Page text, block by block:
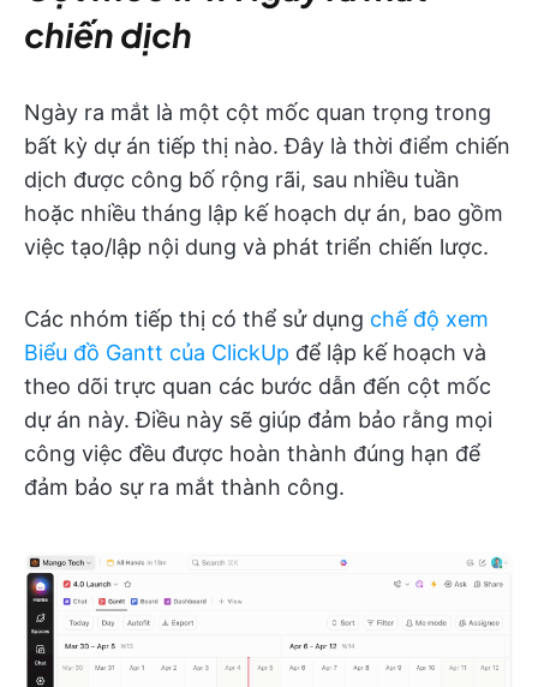
chiến dịch
Ngày ra mắt là một cột mốc quan trọng trong
bất kỳ dự án tiếp thị nào. Đây là thời điểm chiến
dịch được công bố rộng rãi, sau nhiều tuần
hoặc nhiều tháng lập kế hoạch dự án, bao gồm
việc tạo/lập nội dung và phát triển chiến lược.
Các nhóm tiếp thị có thể sử dụng chế độ xem
Biểu đồ Gantt của ClickUp để lập kế hoạch và
theo dõi trực quan các bước dẫn đến cột mốc
dự án này. Điều này sẽ giúp đảm bảo rằng mọi
công việc đều được hoàn thành đúng hạn để
đảm bảo sự ra mắt thành công.